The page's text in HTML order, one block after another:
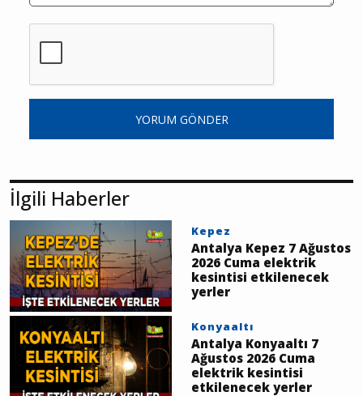
YORUM GÖNDER
İlgili Haberler
Kepez
Antalya Kepez 7 Ağustos
2026 Cuma elektrik
kesintisi etkilenecek
yerler
Konyaaltı
Antalya Konyaaltı 7
Ağustos 2026 Cuma
elektrik kesintisi
etkilenecek yerler